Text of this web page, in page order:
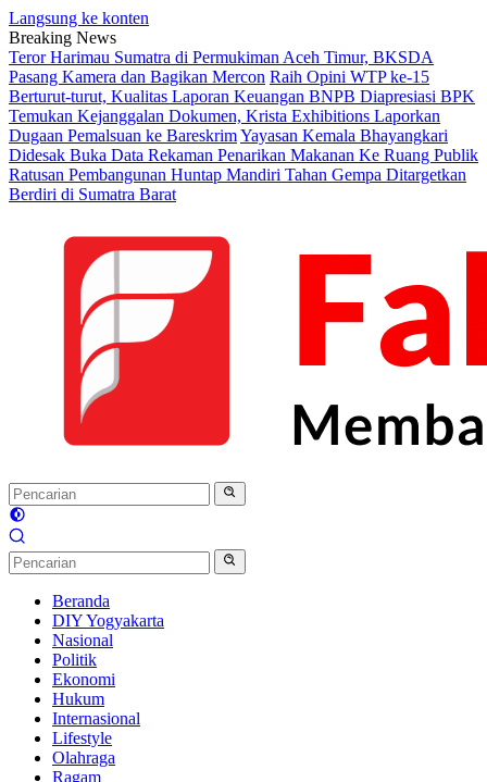
Langsung ke konten
Breaking News
Teror Harimau Sumatra di Permukiman Aceh Timur, BKSDA
Pasang Kamera dan Bagikan Mercon Raih Opini WTP ke-15
Berturut-turut, Kualitas Laporan Keuangan BNPB Diapresiasi BPK
Temukan Kejanggalan Dokumen, Krista Exhibitions Laporkan
Dugaan Pemalsuan ke BareskrimYayasan Kemala Bhayangkari
Didesak Buka Data Rekaman Penarikan Makanan Ke Ruang Publik
Ratusan Pembangunan Huntap Mandiri Tahan Gempa Ditargetkan
Berdiri di Sumatra Barat
Beranda
DIY Yogyakarta
Nasional
Politik
Ekonomi
Hukum
Internasional
Lifestyle
Olahraga
Ragam